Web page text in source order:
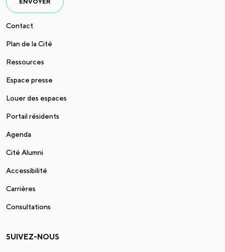
Contact
Plan de la Cité
Ressources
Espace presse
Louer des espaces
Portail résidents
Agenda
Cité Alumni
Accessibilité
Carrières
Consultations
SUIVEZ-NOUS